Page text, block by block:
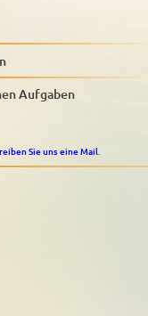
Aufgaben
Sie uns eine Mail.